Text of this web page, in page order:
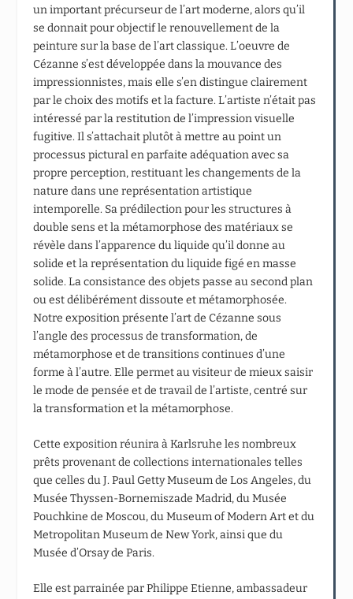
un important précurseur de l’art moderne, alors qu’il
se donnait pour objectif le renouvellement de la
peinture sur la base de l’art classique. L’oeuvre de
Cézanne s’est développée dans la mouvance des
impressionnistes, mais elle s’en distingue clairement
par le choix des motifs et la facture. L’artiste n’était pas
intéressé par la restitution de l’impression visuelle
fugitive. Il s’attachait plutôt à mettre au point un
processus pictural en parfaite adéquation avec sa
propre perception, restituant les changements de la
nature dans une représentation artistique
intemporelle. Sa prédilection pour les structures à
double sens et la métamorphose des matériaux se
révèle dans l’apparence du liquide qu’il donne au
solide et la représentation du liquide figé en masse
solide. La consistance des objets passe au second plan
ou est délibérément dissoute et métamorphosée.
Notre exposition présente l’art de Cézanne sous
l’angle des processus de transformation, de
métamorphose et de transitions continues d’une
forme à l’autre. Elle permet au visiteur de mieux saisir
le mode de pensée et de travail de l’artiste, centré sur
la transformation et la métamorphose.
Cette exposition réunira à Karlsruhe les nombreux
prêts provenant de collections internationales telles
que celles du J. Paul Getty Museum de Los Angeles, du
Musée Thyssen-Bornemiszade Madrid, du Musée
Pouchkine de Moscou, du Museum of Modern Art et du
Metropolitan Museum de New York, ainsi que du
Musée d’Orsay de Paris.
Elle est parrainée par Philippe Etienne, ambassadeur